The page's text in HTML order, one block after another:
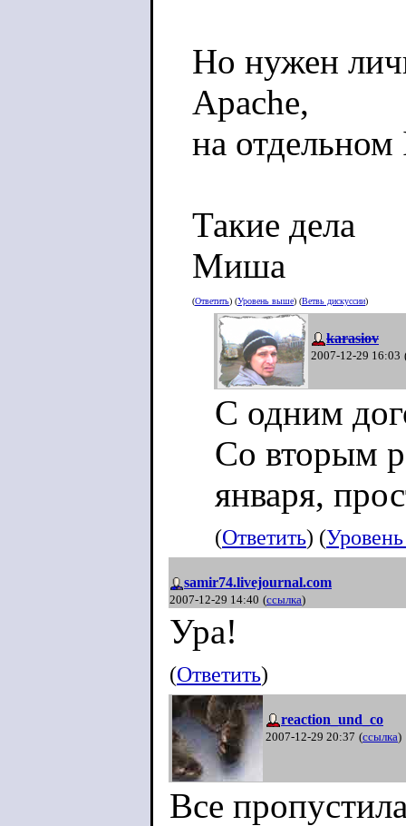
Но нужен
Apache,
на отдельном
Такие дела
Миша
(Ответить) (Уровень выше) (Ветвь дискуссии)
karasiov
2007-12-29 16:03
С одним
Со вторым
января,
(Ответить) (
samir74.livejournal.com
2007-12-29 14:40 (ссылка)
Ура!
(Ответить)
reaction_und_co
2007-12-29 20:37 (ссылка)
Все